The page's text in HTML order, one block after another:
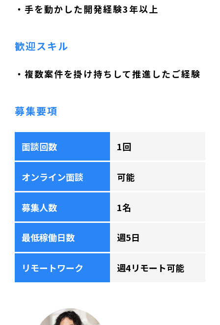
・手を動かした開発経験3年以上
歓迎スキル
・複数案件を掛け持ちして推進したご経験
募集要項
面談回数 1回
オンライン面談 可能
募集人数 1名
最低稼働日数 週5日
リモートワーク 週4リモート可能